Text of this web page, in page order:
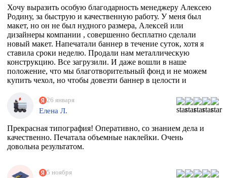
Хочу выразить особую благодарность менеджеру Алексею
Родину, за быструю и качественную работу. У меня был
макет, но он не был нудного размера, Алексей или
дизайнеры компании , совершенно бесплатно сделали
новый макет. Напечатали баннер в течение суток, хотя я
ставила сроки неделю. Продали нам металлическую
конструкцию. Все загрузили. И даже вошли в наше
положение, что мы благотворительный фонд и не можем
купить чехол, но чтобы довезти баннер в целости и
Огромное спасибо вам. Скоро будем новый баннер
печатать, обязательно обратимся к вам
26 января
Елена Л.
Прекрасная типография! Оперативно, со знанием дела и
качественно. Печатала объемные наклейки. Очень
довольна результатом.
5 ноября